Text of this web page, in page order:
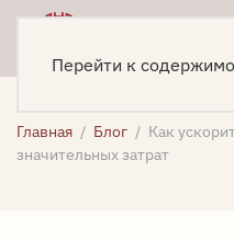
Перейти к
Главная Блог
Как
значительных затрат